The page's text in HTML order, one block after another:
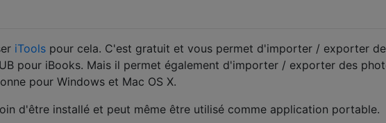
iTools pour cela. C'est gratuit et vous permet d'importer / exporter
pour iBooks. Mais il permet également d'importer / exporter des
pour Windows et Mac OS X.
d'être installé et peut même être utilisé comme application portable.